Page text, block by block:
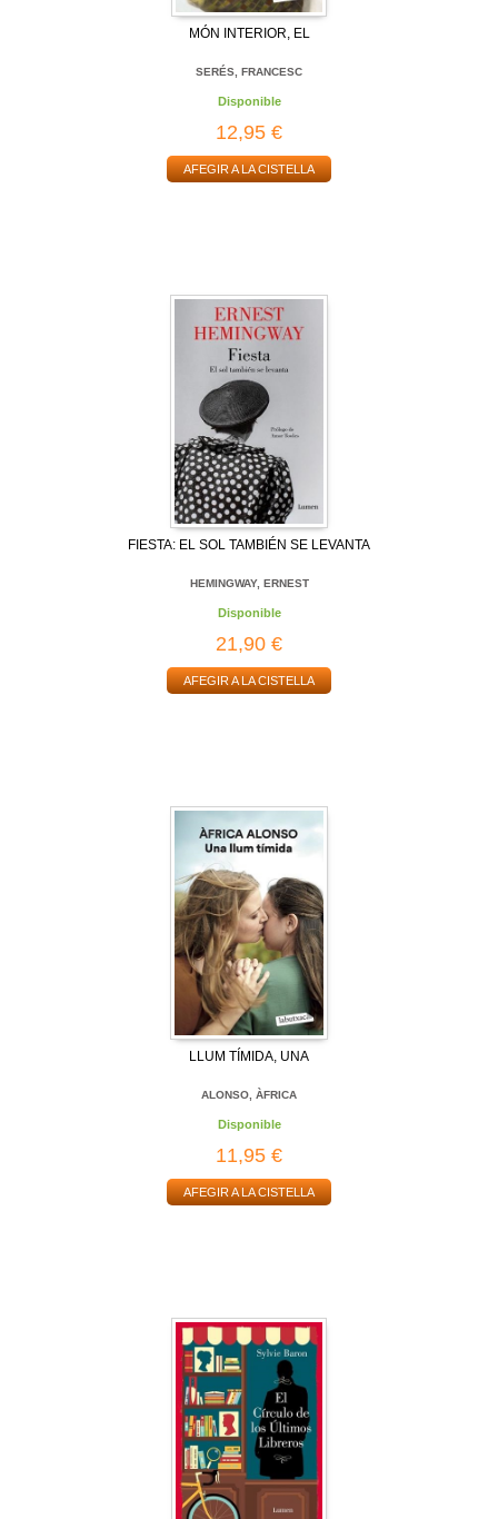
MÓN INTERIOR, EL
SERÉS, FRANCESC
Disponible
12,95 €
AFEGIR A LA CISTELLA
FIESTA: EL SOL TAMBIÉN SE LEVANTA
HEMINGWAY, ERNEST
Disponible
21,90 €
AFEGIR A LA CISTELLA
LLUM TÍMIDA, UNA
ALONSO, ÀFRICA
Disponible
11,95 €
AFEGIR A LA CISTELLA